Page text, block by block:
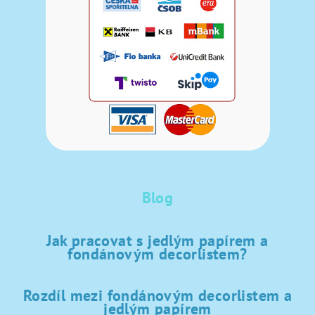
Blog
Jak pracovat s jedlým papírem a
fondánovým decorlistem?
Rozdíl mezi fondánovým decorlistem a
jedlým papírem